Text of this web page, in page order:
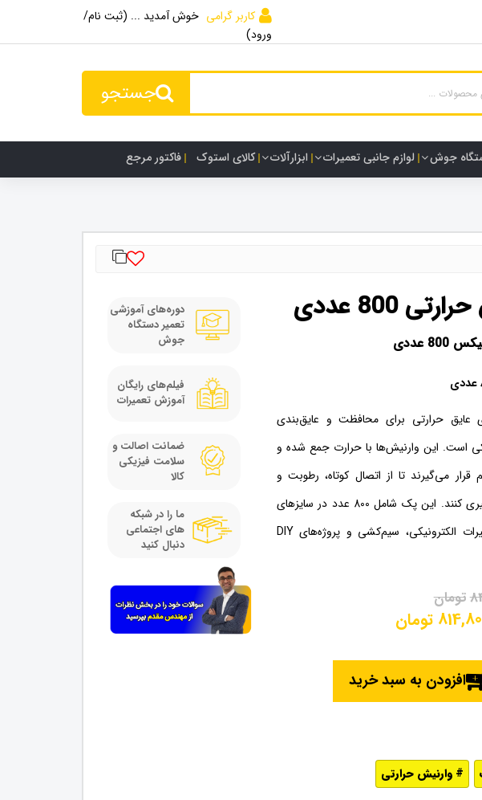
کاربر گرامی خوش آمدید ... (ثبت نام/
ورود)
جستجو
جوش لوازم جانبی تعمیرات ابزارآلات کالای استوک فاکتور مرجع
800 عددی
عددی
عایق حرارتی برای محافظت و عایق‌بندی
است. این وارنیش‌ها با حرارت جمع شده و
می‌گیرند تا از اتصال کوتاه، رطوبت و
آسیب‌های فیزیکی جلوگیری کنند. این پک شامل 800 عدد در سایزهای
متنوع بوده و برای تعمیرات الکترونیکی، سیم‌کشی و پروژه‌های DIY
تومان
تومان
افزودن به سبد خرید
وارنیش حرارتی
دوره‌های آموزشی
تعمیر دستگاه
جوش
فیلم‌های رایگان
آموزش تعمیرات
ضمانت اصالت و
سلامت فیزیکی
کالا
ما را در شبکه
های اجتماعی
دنبال کنید